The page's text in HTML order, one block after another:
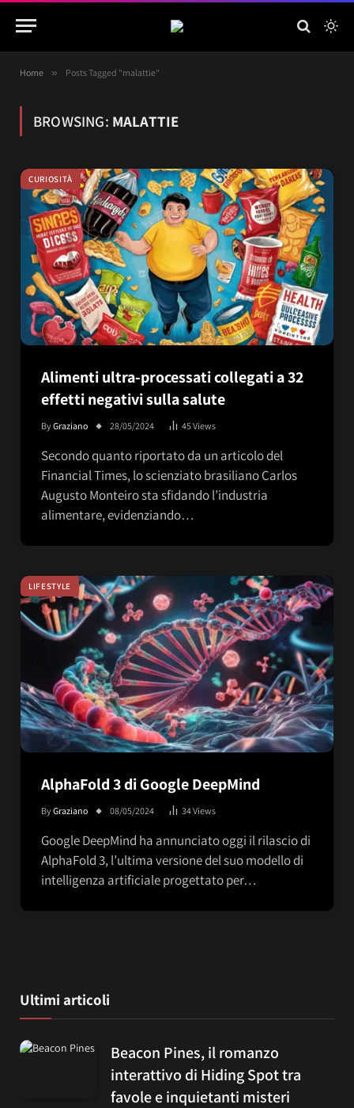
Home » Posts Tagged "malattie"
BROWSING: MALATTIE
CURIOSITÀ
Alimenti ultra-processati collegati a 32
effetti negativi sulla salute
ByGraziano 28/05/2024 45Views
Secondo quanto riportato da un articolo del
Financial Times, lo scienziato brasiliano Carlos
Augusto Monteiro sta sfidando l’industria
alimentare, evidenziando…
LIFESTYLE
AlphaFold 3 di Google DeepMind
ByGraziano 08/05/2024 34Views
Google DeepMind ha annunciato oggi il rilascio di
AlphaFold 3, l’ultima versione del suo modello di
intelligenza artificiale progettato per…
Ultimi articoli
Beacon Pines, il romanzo
interattivo di Hiding Spot tra
favole e inquietanti misteri